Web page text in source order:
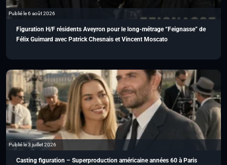
Publié le 6 août 2026
Figuration H/F résidents Aveyron pour le long-métrage “Feignasse” de
Félix Guimard avec Patrick Chesnais et Vincent Moscato
Publié le 3 juillet 2026
Casting figuration – Superproduction américaine années 60 à Paris